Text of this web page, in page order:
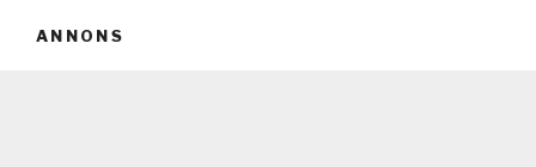
ANNONS